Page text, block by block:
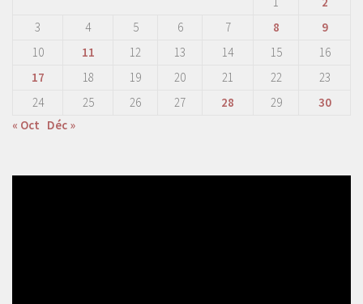
3
4 5 6 7 8
9
10
11 12 13 14 15
16
17
18 19 20 21 22
23
24
25 26 27 28 29
30
« Oct Déc »